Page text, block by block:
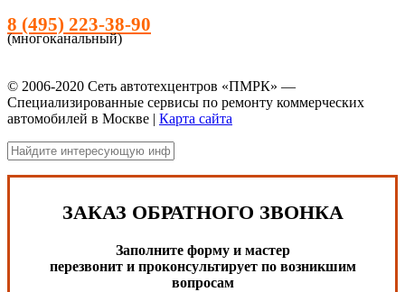
8 (495) 223-38-90
(многоканальный)
© 2006-2020 Сеть автотехцентров «ПМРК» —
Специализированные сервисы по ремонту коммерческих
автомобилей в Москве | Карта сайта
ЗАКАЗ ОБРАТНОГО ЗВОНКА
Заполните форму и мастер
перезвонит и проконсультирует по возникшим
вопросам